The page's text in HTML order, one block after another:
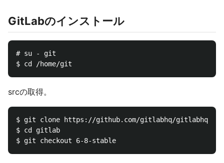
GitLabのインストール
# su - git
srcの取得。
$ git clone https://github.com/gitlabhq/
$ cd gitlab